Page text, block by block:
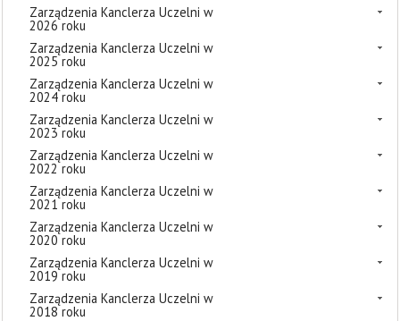
Zarządzenia Kanclerza Uczelni w
2026 roku
Zarządzenia Kanclerza Uczelni w
2025 roku
Zarządzenia Kanclerza Uczelni w
2024 roku
Zarządzenia Kanclerza Uczelni w
2023 roku
Zarządzenia Kanclerza Uczelni w
2022 roku
Zarządzenia Kanclerza Uczelni w
2021 roku
Zarządzenia Kanclerza Uczelni w
2020 roku
Zarządzenia Kanclerza Uczelni w
2019 roku
Zarządzenia Kanclerza Uczelni w
2018 roku